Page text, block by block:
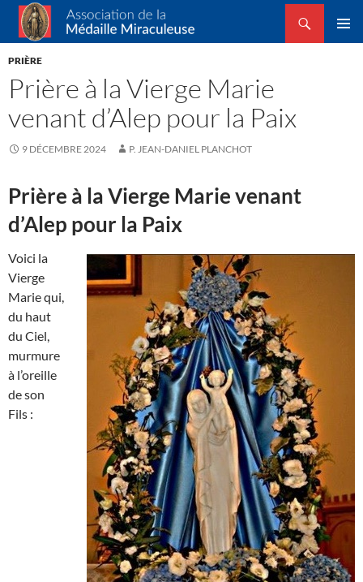
Association de la Médaille Miraculeuse
Recherche
ALLER
PRIÈRE
Prière à la Vierge Marie
venant d’Alep pour la Paix
9 DÉCEMBRE 2024 P. JEAN-DANIEL PLANCHOT
Prière à la Vierge Marie venant
d’Alep pour la Paix
Voici la
Vierge
Marie qui,
du haut
du Ciel,
murmure
à l’oreille
de son
Fils :